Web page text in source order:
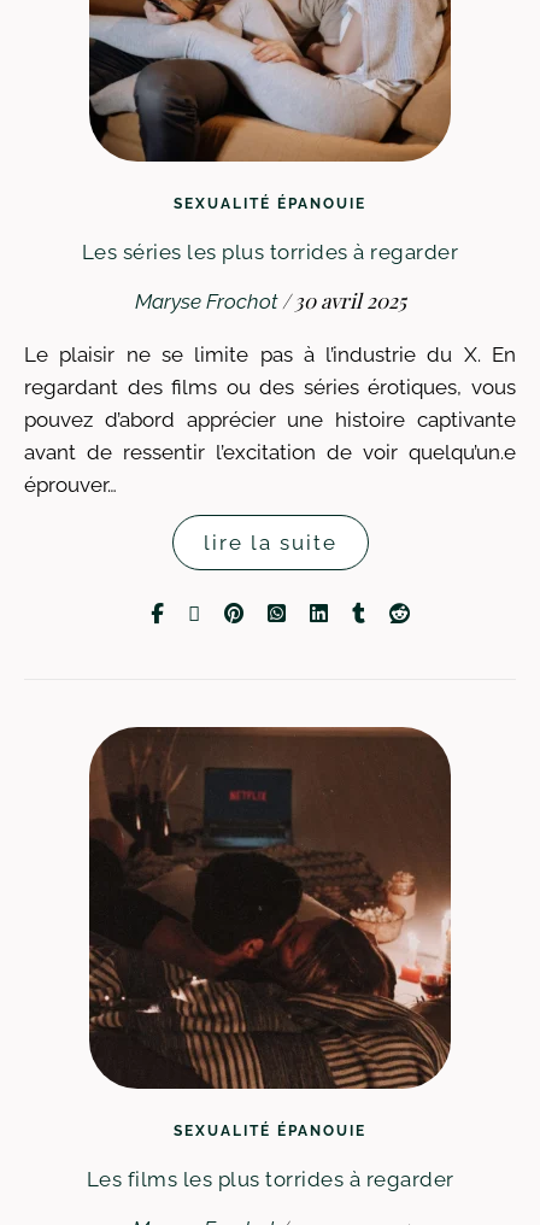
SEXUALITÉ ÉPANOUIE
Les séries les plus torrides à regarder
Maryse Frochot / 30 avril 2025
Le plaisir ne se limite pas à l’industrie du X. En
regardant des films ou des séries érotiques, vous
pouvez d’abord apprécier une histoire captivante
avant de ressentir l’excitation de voir quelqu’un.e
éprouver…
lire la suite
SEXUALITÉ ÉPANOUIE
Les films les plus torrides à regarder